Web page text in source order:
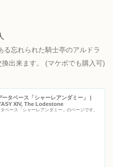
る忘れられた騎士亭のアルドラ
出来ます。 (マケボでも購入可)
ータベース「シャーレアンダミー」 |
XIV, The Lodestone
ベース「シャーレアンダミー」のページです。